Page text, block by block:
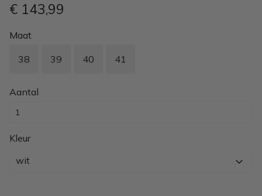
€ 143,99
Maat
38 39 40 41
Aantal
Kleur
wit